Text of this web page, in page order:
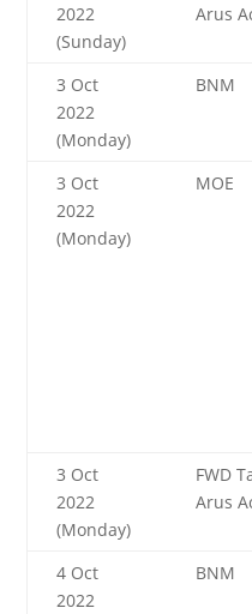
2022
(Sunday)
Arus
3 Oct
2022
(Monday)
BNM
3 Oct
2022
(Monday)
MOE
3 Oct
2022
(Monday)
FWD
Arus
4 Oct
2022
BNM